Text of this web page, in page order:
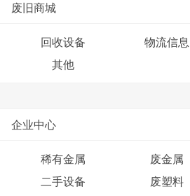
废旧商城
回收设备 物流信息
其他
企业中心
稀有金属 废金属
二手设备
废塑料